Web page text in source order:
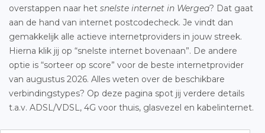
overstappen naar het snelste internet in Wergea? Dat gaat
aan de hand van internet postcodecheck. Je vindt dan
gemakkelijk alle actieve internetproviders in jouw streek.
Hierna klik jij op “snelste internet bovenaan”. De andere
optie is “sorteer op score” voor de beste internetprovider
van augustus 2026. Alles weten over de beschikbare
verbindingstypes? Op deze pagina spot jij verdere details
t.a.v. ADSL/VDSL, 4G voor thuis, glasvezel en kabelinternet.